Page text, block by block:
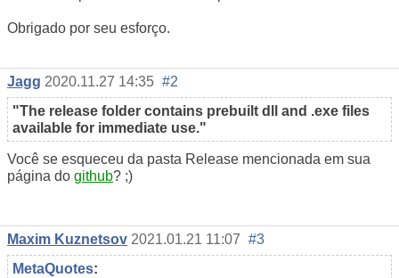
Obrigado por seu esforço.
Jagg 2020.11.27 14:35 #2
"The release folder contains prebuilt dll and .exe files
available for immediate use."
Você se esqueceu da pasta Release mencionada em sua
página do github? ;)
Maxim Kuznetsov 2021.01.21 11:07 #3
MetaQuotes: